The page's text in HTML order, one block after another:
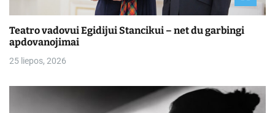
Teatro vadovui Egidijui Stancikui – net du garbingi
apdovanojimai
25 liepos, 2026